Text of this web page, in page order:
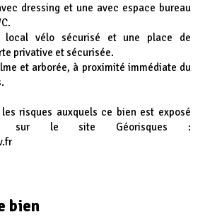
dressing et une avec espace bureau
local vélo sécurisé et une place de
privative et sécurisée.
et arborée, à proximité immédiate du
risques auxquels ce bien est exposé
sur le site Géorisques :
bien